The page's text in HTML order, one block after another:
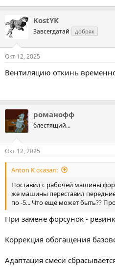
KostYK
Завсегдатай добряк
Окт 12, 2025
Вентиляцию откинь
романофф
блестящий...
Окт 12, 2025
Anton K сказал:
Поставил с рабочей машины
же машины переставил
по -5... Что еще может быть??
При замене форсунок -
Коррекция обогащения
Адаптация смеси